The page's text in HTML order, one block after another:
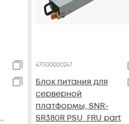
471100000247
Блок питания для
серверной
платформы, SNR-
SR380R PSU_FRU part